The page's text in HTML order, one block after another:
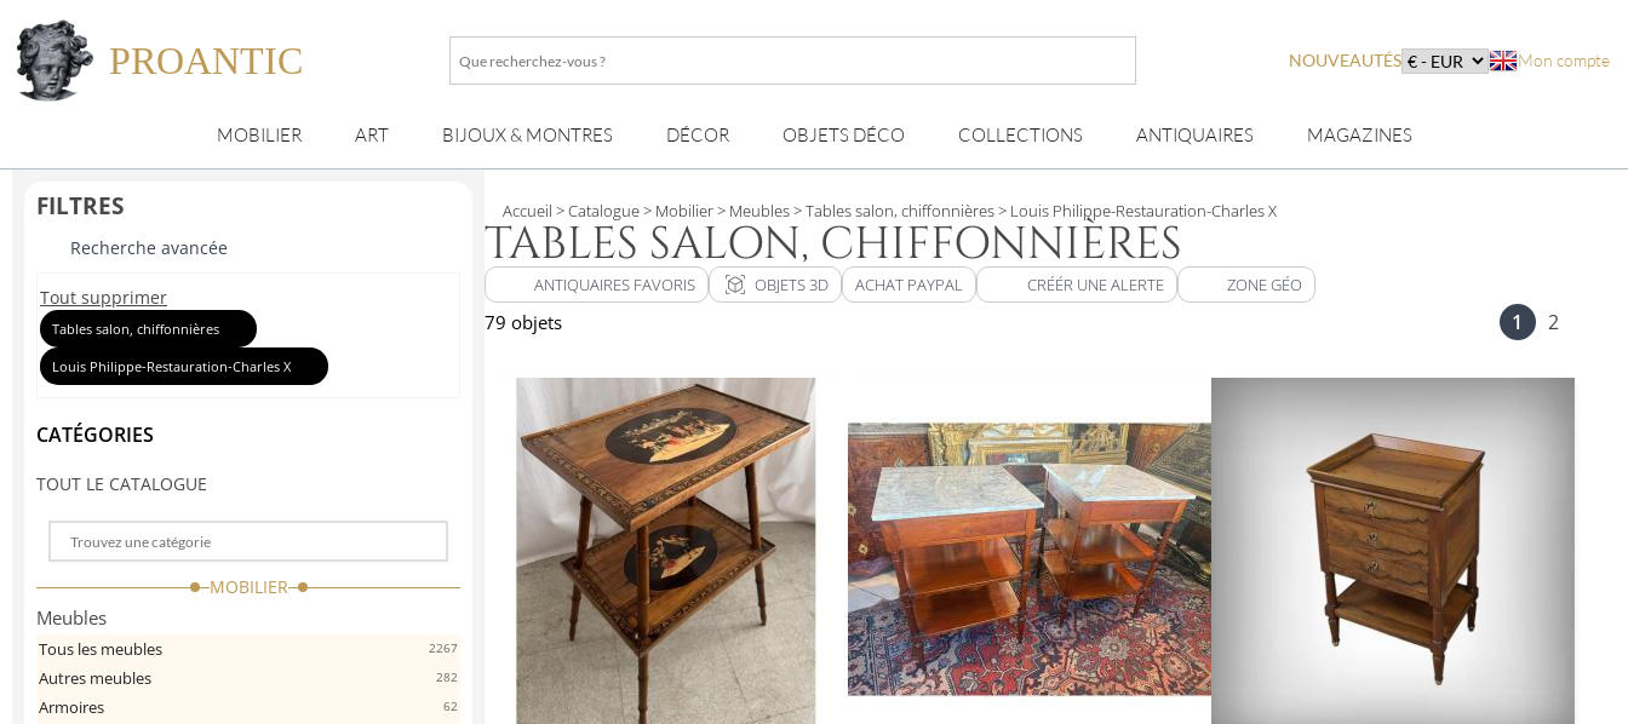
PROANTIC
Que
?
NOUVEAUTÉS Mon compte
MOBILIER ART BIJOUX & MONTRES DÉCOR OBJETS DÉCO COLLECTIONS ANTIQUAIRES MAGAZINES
FILTRES
Recherche avancée
Tout supprimer
Tables salon, chiffonnières
Louis Philippe-Restauration-Charles X
CATÉGORIES
TOUT LE CATALOGUE
Choose
MOBILIER
Meubles
Tous les meubles 2267
Autres meubles 282
Armoires 62
Accueil > Catalogue> Mobilier> Meubles> Tables salon, chiffonnières> Louis Philippe-Restauration-Charles X
TABLES SALON, CHIFFONNIÈRES
ANTIQUAIRES FAVORIS view_in_ar OBJETS 3D ACHAT PAYPAL CRÉÉR UNE ALERTE ZONE GÉO
79 objets 1 2